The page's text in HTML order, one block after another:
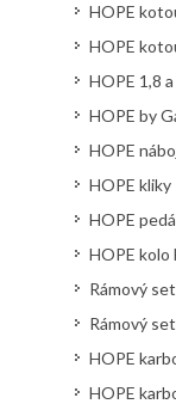
HOPE
HOPE
HOPE 1,8
HOPE by
HOPE
HOPE kliky
HOPE
HOPE kolo
Rámový
Rámový
HOPE
HOPE